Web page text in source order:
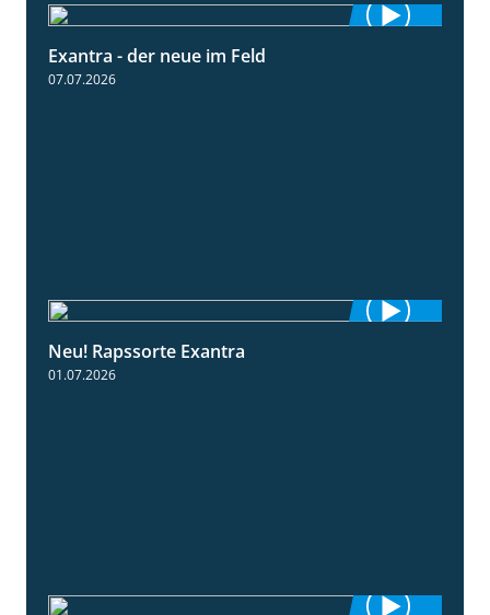
Exantra - der neue im Feld
07.07.2026
Neu! Rapssorte Exantra
01.07.2026